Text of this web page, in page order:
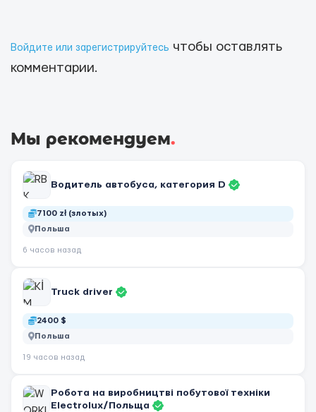
Войдите или зарегистрируйтесь чтобы оставлять
комментарии.
Мы рекомендуем.
Водитель автобуса, категория D
7100 zł (злотых)
Польша
6 часов назад
Truck driver
2400 $
Польша
19 часов назад
Робота на виробництві побутової техніки
Electrolux/Польща